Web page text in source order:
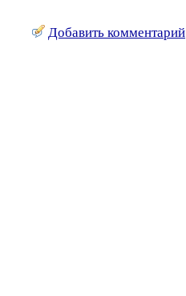
Добавить комментарий